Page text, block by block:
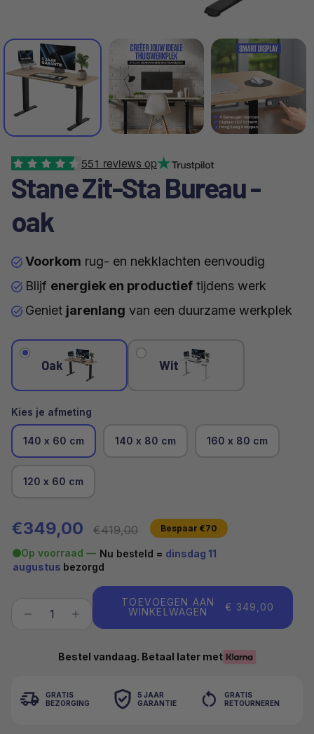
551 reviews op
Stane Zit-Sta Bureau -
oak
Voorkom rug- en nekklachten eenvoudig
Blijf energiek en productief tijdens werk
Geniet jarenlang van een duurzame werkplek
Oak Wit
Kies je afmeting
140 x 60 cm 140 x 80 cm 160 x 80 cm
120 x 60 cm
Verkoopprijs
€349,00 Reguliere prijs
€419,00 Bespaar €70
Op voorraad — Nu besteld = dinsdag 11
augustus bezorgd
TOEVOEGEN AAN
WINKELWAGEN
€ 349,00
Bestel vandaag. Betaal later met
GRATIS
BEZORGING
5 JAAR
GARANTIE
GRATIS
RETOURNEREN